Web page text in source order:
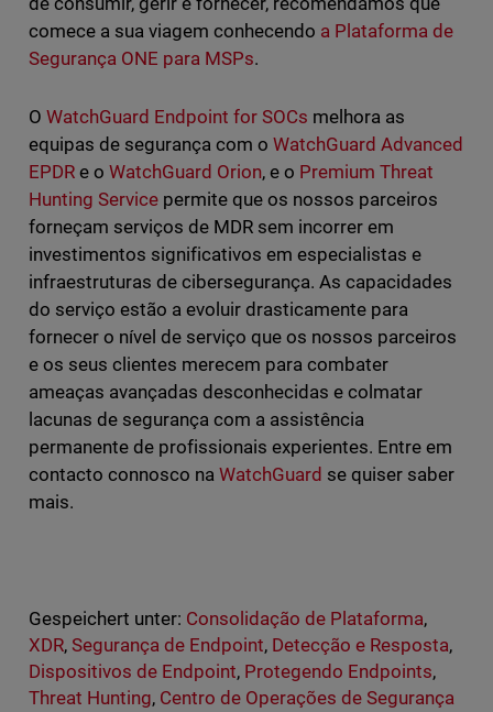
comece a sua viagem conhecendo a Plataforma de
Segurança ONE para MSPs.
O WatchGuard Endpoint for SOCs melhora as
equipas de segurança com o WatchGuard Advanced
EPDRe o WatchGuard Orion, e o Premium Threat
Hunting Servicepermite que os nossos parceiros
forneçam serviços de MDR sem incorrer em
investimentos significativos em especialistas e
infraestruturas de cibersegurança. As capacidades
do serviço estão a evoluir drasticamente para
fornecer o nível de serviço que os nossos parceiros
e os seus clientes merecem para combater
ameaças avançadas desconhecidas e colmatar
lacunas de segurança com a assistência
permanente de profissionais experientes. Entre em
contacto connosco na WatchGuard se quiser saber
mais.
Gespeichert unter: Consolidação de Plataforma,
XDR, Segurança de Endpoint, Detecção e Resposta,
Dispositivos de Endpoint, Protegendo Endpoints,
Threat Hunting, Centro de Operações de Segurança